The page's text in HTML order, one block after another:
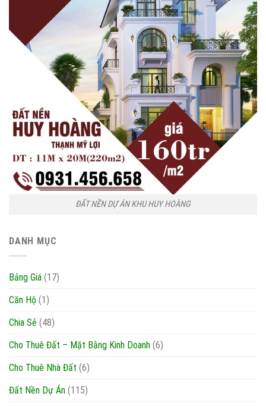
ĐẤT NỀN DỰ ÁN KHU HUY HOÀNG
DANH MỤC
Bảng Giá (17)
Căn Hộ (1)
Chia Sẻ (48)
Cho Thuê Đất – Mặt Bằng Kinh Doanh (6)
Cho Thuê Nhà Đất (6)
Đất Nền Dự Án (115)